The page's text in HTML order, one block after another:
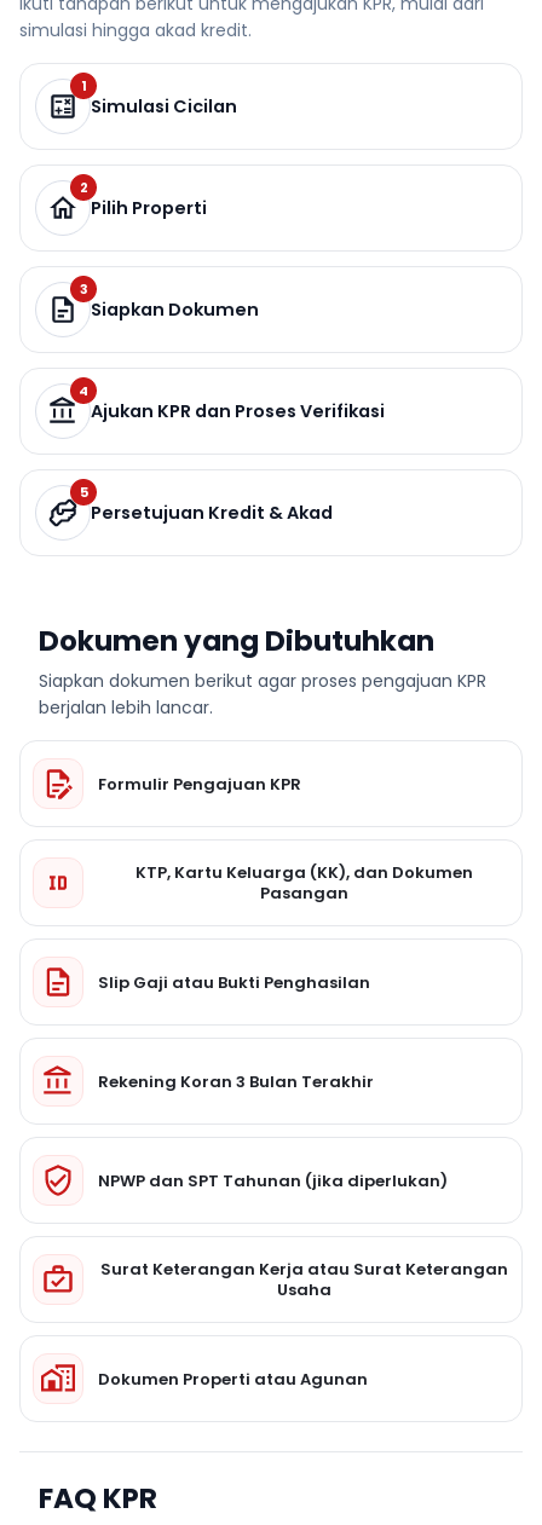
simulasi hingga akad kredit.
1
Simulasi Cicilan
2
Pilih Properti
3
Siapkan Dokumen
4
Ajukan KPR dan Proses Verifikasi
5
Persetujuan Kredit & Akad
Dokumen yang Dibutuhkan
Siapkan dokumen berikut agar proses pengajuan KPR
berjalan lebih lancar.
Formulir Pengajuan KPR
KTP, Kartu Keluarga (KK), dan Dokumen
Pasangan
Slip Gaji atau Bukti Penghasilan
Rekening Koran 3 Bulan Terakhir
NPWP dan SPT Tahunan (jika diperlukan)
Surat Keterangan Kerja atau Surat Keterangan
Usaha
Dokumen Properti atau Agunan
FAQ KPR